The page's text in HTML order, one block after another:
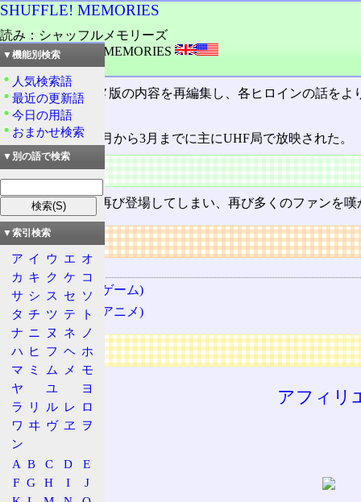
SHUFFLE! MEMORIES
読み：シャッフルメモリーズ
外語：SHUFFLE! MEMORIES
品詞：固有名詞
SHUFFLE!アニメ版の内容を再編集し、各ヒロインの話を
ている。全12話。
2007(平成19)年1月から3月までに主にUHF局で放映された。
特徴
ヤンデレの楓が再び登場してしまい、再び多くのファンを嘆
リンク
関連する用語
SHUFFLE! (ゲーム)
SHUFFLE! (アニメ)
広告
アフィリ
▼機能別検索
人気検索語
最近の更新語
今日の用語
おまかせ検索
▼別の語で検索
▼索引検索
ア イ ウ エ オ
カ キ ク ケ コ
サ シ ス セ ソ
タ チ ツ テ
ト
ナ ニ ヌ ネ
ノ
ハ ヒ フ ヘ ホ
マ ミ ム メ
モ
ヤ
ユ
ヨ
ラ
リ ル レ ロ
ワ ヰ ヴ ヱ
ヲ
ン
A B C D
E
F G H I
J